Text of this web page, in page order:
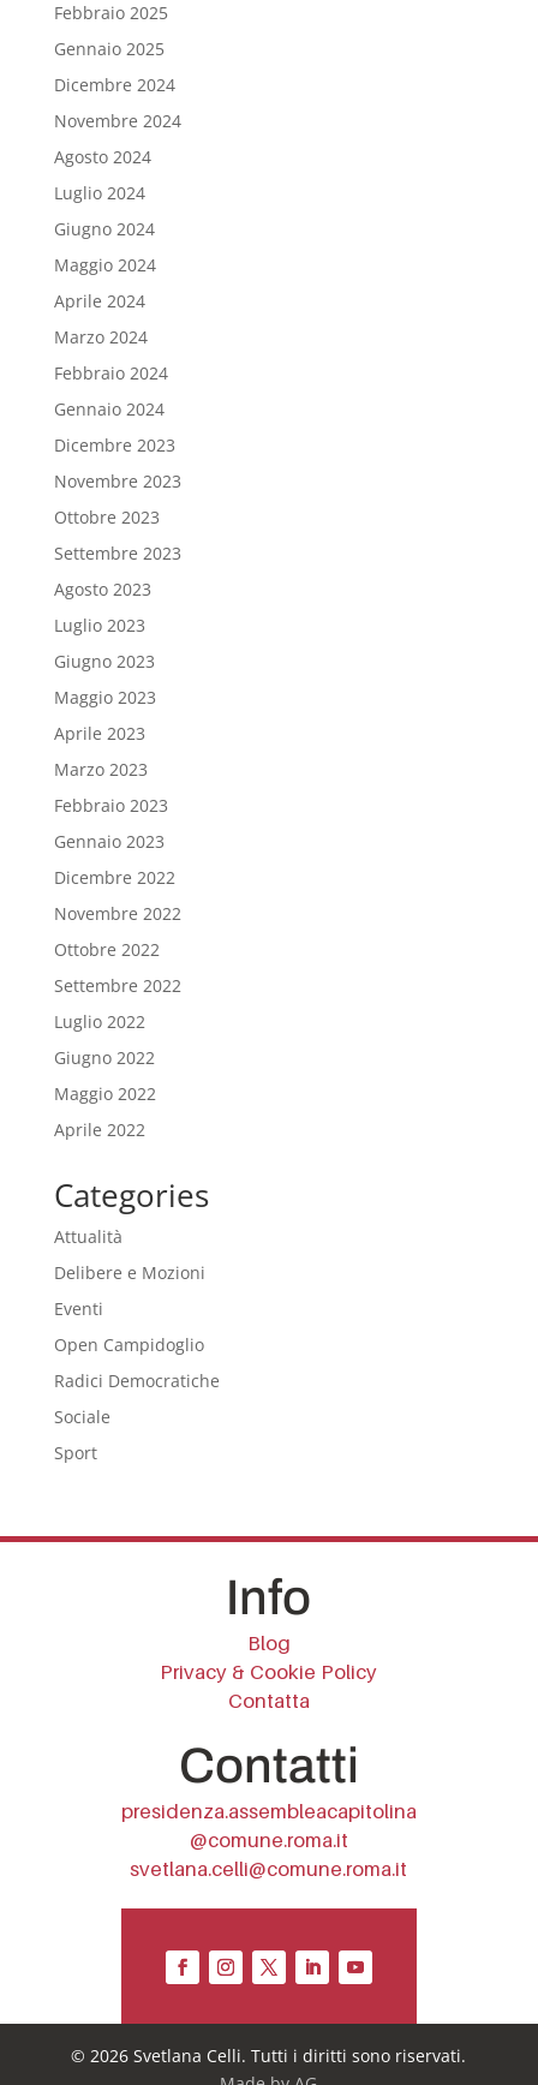
Febbraio 2025
Gennaio 2025
Dicembre 2024
Novembre 2024
Agosto 2024
Luglio 2024
Giugno 2024
Maggio 2024
Aprile 2024
Marzo 2024
Febbraio 2024
Gennaio 2024
Dicembre 2023
Novembre 2023
Ottobre 2023
Settembre 2023
Agosto 2023
Luglio 2023
Giugno 2023
Maggio 2023
Aprile 2023
Marzo 2023
Febbraio 2023
Gennaio 2023
Dicembre 2022
Novembre 2022
Ottobre 2022
Settembre 2022
Luglio 2022
Giugno 2022
Maggio 2022
Aprile 2022
Categories
Attualità
Delibere e Mozioni
Eventi
Open Campidoglio
Radici Democratiche
Sociale
Sport
Info
Blog
Privacy & Cookie Policy
Contatta
Contatti
presidenza.assembleacapitolina
@comune.roma.it
svetlana.celli@comune.roma.it
© 2026 Svetlana Celli. Tutti i diritti sono riservati.